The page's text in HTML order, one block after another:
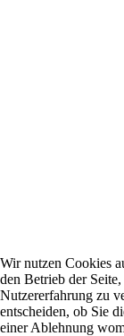
Wir nutzen Cookies
den Betrieb der
Nutzererfahrung zu
entscheiden, ob Sie
einer Ablehnung